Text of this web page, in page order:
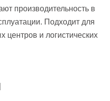
производительность в
Подходит для
центров и логистических